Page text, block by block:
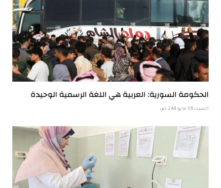
الحكومة السورية: العربية هي اللغة الرسمية الوحيدة
السبت 09 مايو 2:44 ص